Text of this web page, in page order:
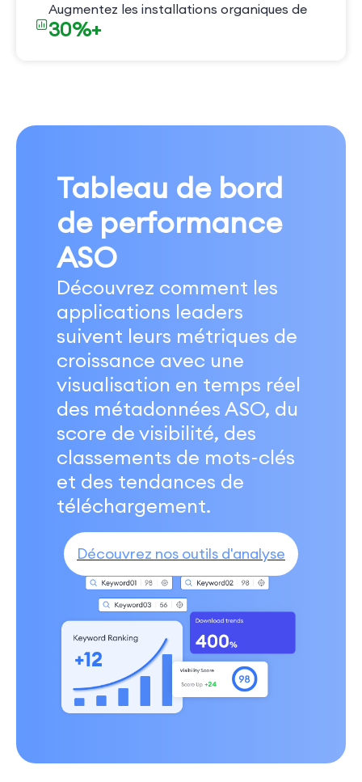
Augmentez les installations organiques de
30%+
Tableau de bord
de performance
ASO
Découvrez comment les
applications leaders
suivent leurs métriques de
croissance avec une
visualisation en temps réel
des métadonnées ASO, du
score de visibilité, des
classements de mots-clés
et des tendances de
téléchargement.
Découvrez nos outils d'analyse